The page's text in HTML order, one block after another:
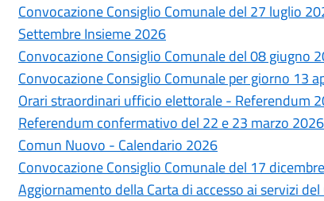
Convocazione Consiglio Comunale del 27 luglio
Settembre Insieme 2026
Convocazione Consiglio Comunale del 08 giugno
Convocazione Consiglio Comunale per giorno 13
Orari straordinari ufficio elettorale - Referendum
Referendum confermativo del 22 e 23 marzo
Comun Nuovo - Calendario 2026
Convocazione Consiglio Comunale del 17
Aggiornamento della Carta di accesso ai servizi